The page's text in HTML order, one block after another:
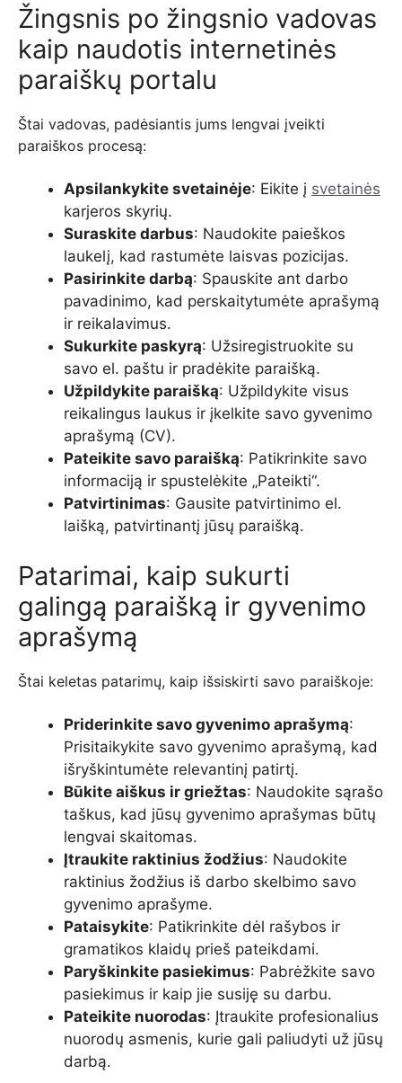
Žingsnis po žingsnio vadovas
kaip naudotis internetinės
paraiškų portalu
Štai vadovas, padėsiantis jums lengvai įveikti
paraiškos procesą:
Apsilankykite svetainėje: Eikite į svetainės
karjeros skyrių.
Suraskite darbus: Naudokite paieškos
laukelį, kad rastumėte laisvas pozicijas.
Pasirinkite darbą: Spauskite ant darbo
pavadinimo, kad perskaitytumėte aprašymą
ir reikalavimus.
Sukurkite paskyrą: Užsiregistruokite su
savo el. paštu ir pradėkite paraišką.
Užpildykite paraišką: Užpildykite visus
reikalingus laukus ir įkelkite savo gyvenimo
aprašymą (CV).
Pateikite savo paraišką: Patikrinkite savo
informaciją ir spustelėkite „Pateikti“.
Patvirtinimas: Gausite patvirtinimo el.
laišką, patvirtinantį jūsų paraišką.
Patarimai, kaip sukurti
galingą paraišką ir gyvenimo
aprašymą
Štai keletas patarimų, kaip išsiskirti savo paraiškoje:
Priderinkite savo gyvenimo aprašymą:
Prisitaikykite savo gyvenimo aprašymą, kad
išryškintumėte relevantinį patirtį.
Būkite aiškus ir griežtas: Naudokite sąrašo
taškus, kad jūsų gyvenimo aprašymas būtų
lengvai skaitomas.
Įtraukite raktinius žodžius: Naudokite
raktinius žodžius iš darbo skelbimo savo
gyvenimo aprašyme.
Pataisykite: Patikrinkite dėl rašybos ir
gramatikos klaidų prieš pateikdami.
Paryškinkite pasiekimus: Pabrėžkite savo
pasiekimus ir kaip jie susiję su darbu.
Pateikite nuorodas: Įtraukite profesionalius
nuorodų asmenis, kurie gali paliudyti už jūsų
darbą.